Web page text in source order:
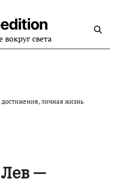
света
личная жизнь
—